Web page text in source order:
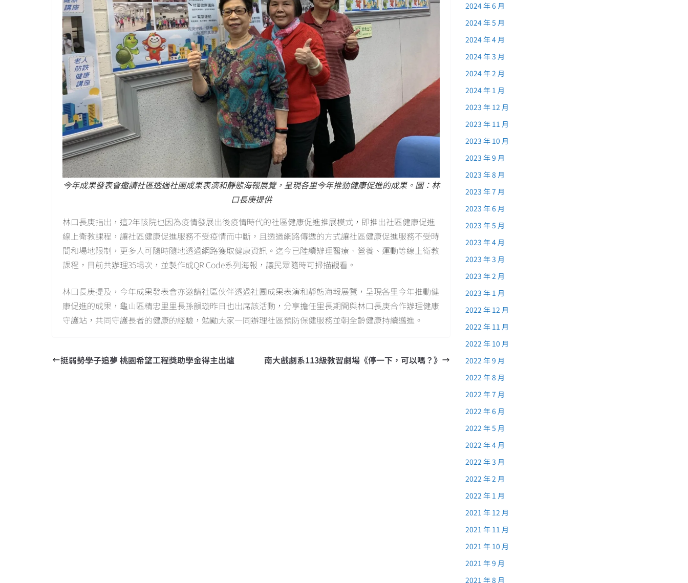
今年成果發表會邀請社區透過社團成果表演和靜態海報展覽，呈現各里今年推動健康促進的成果。圖：林
口長庚提供
林口長庚指出，這2年該院也因為疫情發展出後疫情時代的社區健康促進推展模式，即推出社區健康促進
線上衛教課程，讓社區健康促進服務不受疫情而中斷，且透過網路傳遞的方式讓社區健康促進服務不受時
間和場地限制，更多人可隨時隨地透過網路獲取健康資訊。迄今已陸續辦理醫療、營養、運動等線上衛教
課程，目前共辦理35場次，並製作成QR Code系列海報，讓民眾隨時可掃描觀看。
林口長庚提及，今年成果發表會亦邀請社區伙伴透過社團成果表演和靜態海報展覽，呈現各里今年推動健
康促進的成果，龜山區精忠里里長孫韻璇昨日也出席該活動，分享擔任里長期間與林口長庚合作辦理健康
守護站，共同守護長者的健康的經驗，勉勵大家一同辦理社區預防保健服務並朝全齡健康持續邁進。
挺弱勢學子追夢 桃園希望工程獎助學金得主出爐 南大戲劇系113級教習劇場《停一下，可以嗎？》
2024 年 6 月
2024 年 5 月
2024 年 4 月
2024 年 3 月
2024 年 2 月
2024 年 1 月
2023 年 12 月
2023 年 11 月
2023 年 10 月
2023 年 9 月
2023 年 8 月
2023 年 7 月
2023 年 6 月
2023 年 5 月
2023 年 4 月
2023 年 3 月
2023 年 2 月
2023 年 1 月
2022 年 12 月
2022 年 11 月
2022 年 10 月
2022 年 9 月
2022 年 8 月
2022 年 7 月
2022 年 6 月
2022 年 5 月
2022 年 4 月
2022 年 3 月
2022 年 2 月
2022 年 1 月
2021 年 12 月
2021 年 11 月
2021 年 10 月
2021 年 9 月
2021 年 8 月